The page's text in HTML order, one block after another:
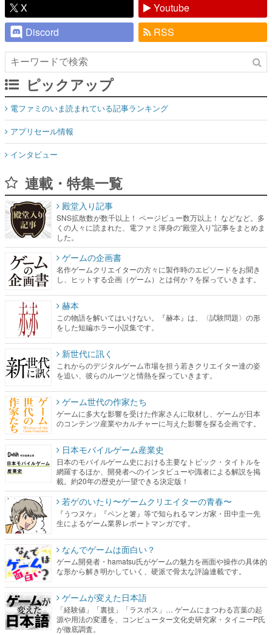
X
Youtube
Discord
RSS
ピックアップ
電ファミのいま読まれている記事ランキング
アプリセール情報
インタビュー
連載・特集一覧
殿堂入り記事
SNS拡散数が数千以上！ ページビュー数万以上！ などなど。多
くの人々に読まれた、電ファミ渾身の“殿堂入り”記事をまとめま
した。
ゲームの企画書
名作ゲームクリエイターの方々に製作時のエピソードをお聞き
し、ヒットする企画（ゲーム）とは何か？を探っていきます。
赫本
この物語を解いてはいけない。『赫本』は、〈試験問題〉の形
をした短編ホラー小説集です。
新世代に訊く
これからのデジタルゲーム市場を担う若きクリエイター達の姿
を追い、彼らのルーツと情熱を探っていきます。
ゲーム世代の作家たち
ゲームに多大な影響を受けた作家さんに取材し、ゲームが日本
のコンテンツ産業やカルチャーに与えた影響を探る企画です。
日本モバイルゲーム産業史
日本のモバイルゲーム史における主要なトピック・タイトルを
網羅するほか、開発者へのインタビューや識者による解説を掲
載。約20年の歴史が一望できる決定版！
若ゲのいたり〜ゲームクリエイターの青春〜
『うつヌケ』『ペンと箸』等で知られるマンガ家・田中圭一先
生によるゲーム業界レポートマンガです。
なんでゲームは面白い？
ゲーム開発者・hamatsu氏がゲームの魅力を画面や操作の具体的
な形から解き明かしていく、硬派で骨太な評論連載です。
ゲームが変えた日本語
「経験値」「裏技」「ラスボス」… ゲームにまつわる言葉の起
源や用法の変遷を、コンピューター文化史研究家・タイニーP氏
が徹底調査。